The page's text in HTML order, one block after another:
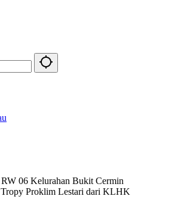
RW 06 Kelurahan Bukit Cermin
Proklim Lestari dari KLHK